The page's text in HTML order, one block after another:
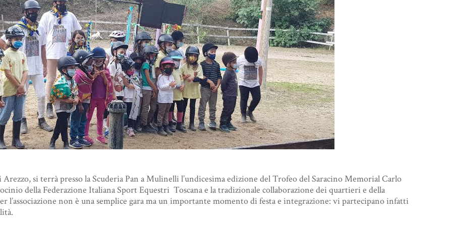
si terrà presso la Scuderia Pan a Mulinelli l’undicesima edizione del Trofeo del Saracino Memorial Carlo
della Federazione Italiana Sport Equestri Toscana e la tradizionale collaborazione dei quartieri e della
l’associazione non è una semplice gara ma un importante momento di festa e integrazione: vi partecipano infatti